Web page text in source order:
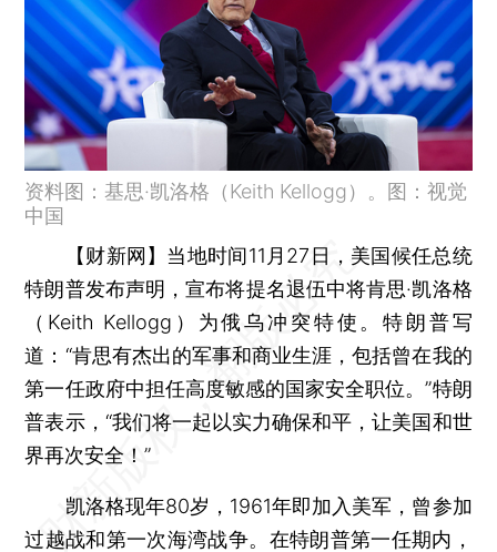
资料图：基思·凯洛格（Keith Kellogg）。图：视觉
中国
【财新网】 当地时间11月27日，美国候任总统
特朗普发布声明，宣布将提名退伍中将肯思·凯洛格
（Keith Kellogg）为俄乌冲突特使。特朗普写
道：“肯思有杰出的军事和商业生涯，包括曾在我的
第一任政府中担任高度敏感的国家安全职位。”特朗
普表示，“我们将一起以实力确保和平，让美国和世
界再次安全！”
凯洛格现年80岁，1961年即加入美军，曾参加
过越战和第一次海湾战争。在特朗普第一任期内，